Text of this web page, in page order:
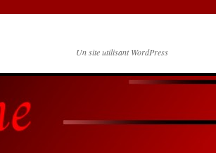
Un site utilisant WordPress